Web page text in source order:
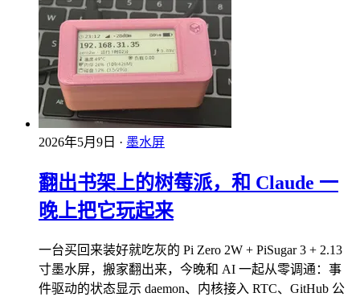
2026年5月9日 · 墨水屏
翻出书架上的树莓派，和 Claude 一
晚上把它玩起来
一台买回来装好就吃灰的 Pi Zero 2W + PiSugar 3 + 2.13
寸墨水屏，搬家翻出来，今晚和 AI 一起从零调通：事
件驱动的状态显示 daemon、内核接入 RTC、GitHub 公